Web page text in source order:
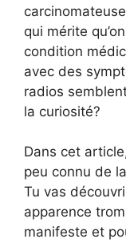
qui mérite
condition
avec des
radios
la curiosité?
Dans cet
peu connu de
Tu vas
apparence
manifeste et